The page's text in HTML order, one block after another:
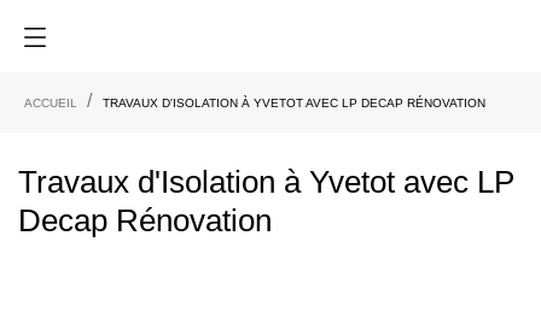
ACCUEIL TRAVAUX D'ISOLATION À YVETOT AVEC LP DECAP RÉNOVATION
Travaux d'Isolation à Yvetot avec LP
Decap Rénovation